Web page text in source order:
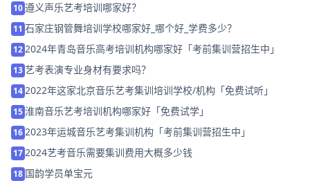
10遵义声乐艺考培训哪家好？
11 石家庄钢管舞培训学校哪家好_哪个好_学费多少？
122024年青岛音乐高考培训机构哪家好「考前集训营招生中」
13艺考表演专业身材有要求吗？
142022年这家北京音乐艺考集训培训学校/机构「免费试听」
15淮南音乐艺考培训机构哪家好「免费试学」
162023年运城音乐艺考集训机构「考前集训营招生中」
172024艺考音乐需要集训费用大概多少钱
18 国韵学员单宝元